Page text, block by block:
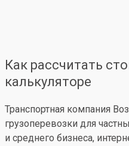
Как рассчитать
калькуляторе
Транспортная компания
грузоперевозки для
и среднего бизнеса,